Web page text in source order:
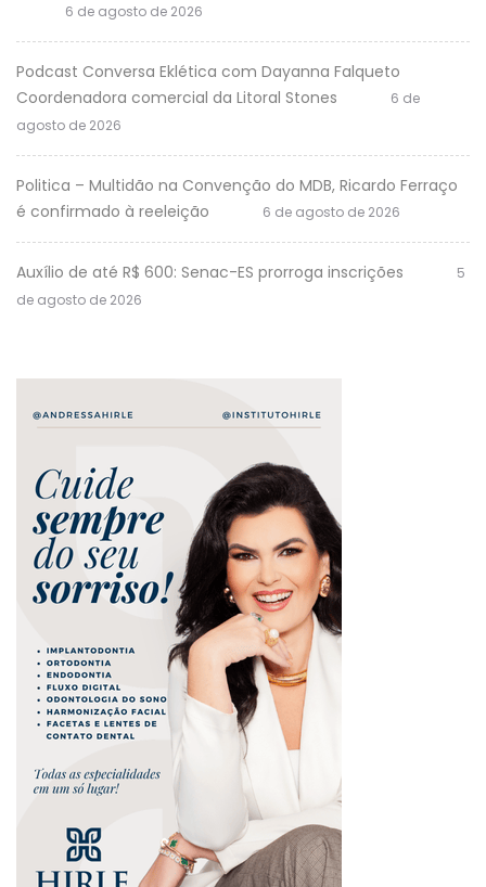
6 de agosto de 2026
Podcast Conversa Eklética com Dayanna Falqueto
Coordenadora comercial da Litoral Stones
6 de
agosto de 2026
Politica – Multidão na Convenção do MDB, Ricardo Ferraço
é confirmado à reeleição
6 de agosto de 2026
Auxílio de até R$ 600: Senac-ES prorroga inscrições
5
de agosto de 2026